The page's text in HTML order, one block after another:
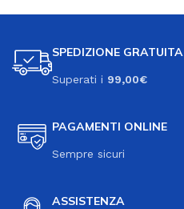
SPEDIZIONE GRATUITA
Superati i 99,00€
PAGAMENTI ONLINE
Sempre sicuri
ASSISTENZA